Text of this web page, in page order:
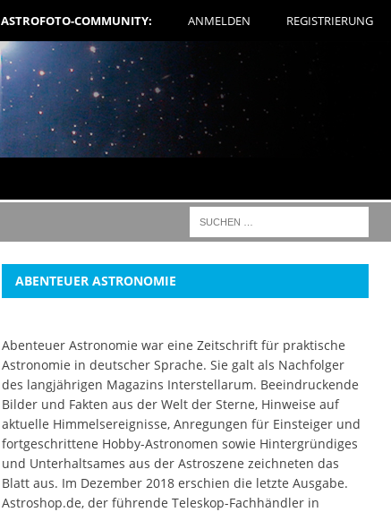
ASTROFOTO-COMMUNITY: ANMELDEN REGISTRIERUNG
ABENTEUER ASTRONOMIE
Abenteuer Astronomie war eine Zeitschrift für praktische
Astronomie in deutscher Sprache. Sie galt als Nachfolger
des langjährigen Magazins Interstellarum. Beeindruckende
Bilder und Fakten aus der Welt der Sterne, Hinweise auf
aktuelle Himmelsereignisse, Anregungen für Einsteiger und
fortgeschrittene Hobby-Astronomen sowie Hintergründiges
und Unterhaltsames aus der Astroszene zeichneten das
Blatt aus. Im Dezember 2018 erschien die letzte Ausgabe.
Astroshop.de, der führende Teleskop-Fachhändler in